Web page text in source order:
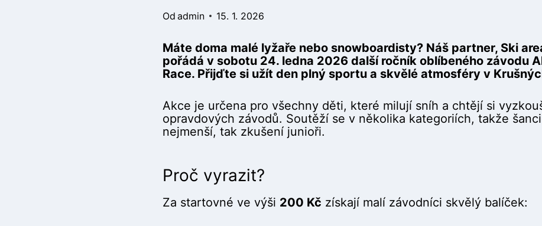
Od admin 15. 1. 2026
Máte doma malé lyžaře nebo snowboardisty? Náš partner, Ski
pořádá v sobotu 24. ledna 2026 další ročník oblíbeného závodu
Race. Přijďte si užít den plný sportu a skvělé atmosféry v
Akce je určena pro všechny děti, které milují sníh a chtějí si
opravdových závodů. Soutěží se v několika kategoriích, takže
nejmenší, tak zkušení junioři.
Proč vyrazit?
Za startovné ve výši 200 Kč získají malí závodníci skvělý balíček: